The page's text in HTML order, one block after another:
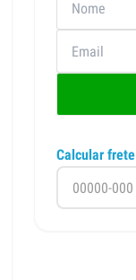
Calcular frete